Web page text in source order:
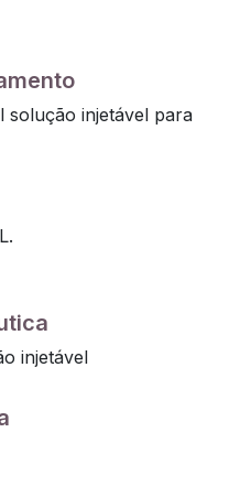
solução injetável para
injetável